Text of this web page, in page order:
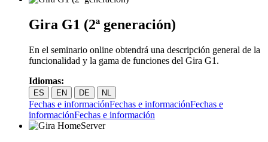
Gira G1 (2ª generación)
En el seminario online obtendrá una descripción general de la
funcionalidad y la gama de funciones del Gira G1.
Idiomas:
ES EN DE NL
Fechas e informaciónFechas e informaciónFechas e
informaciónFechas e información